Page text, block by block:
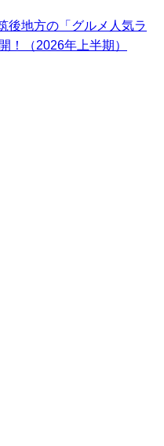
後地方の「グルメ人気ラ
！（2026年上半期）